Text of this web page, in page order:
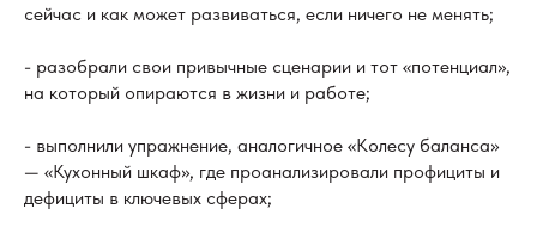
сейчас и как может развиваться, если ничего не менять;
- разобрали свои привычные сценарии и тот «потенциал»,
на который опираются в жизни и работе;
- выполнили упражнение, аналогичное «Колесу баланса»
— «Кухонный шкаф», где проанализировали профициты и
дефициты в ключевых сферах;